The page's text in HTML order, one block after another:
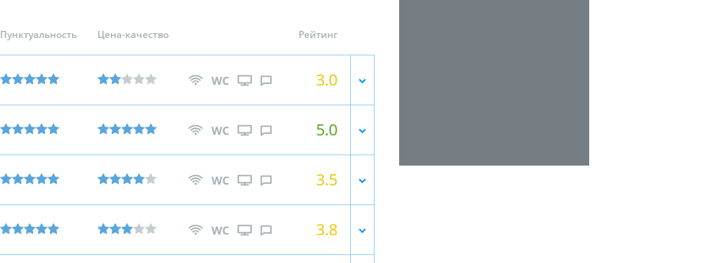
Пунктуальность Цена-качество Рейтинг
3.0
5.0
3.5
3.8